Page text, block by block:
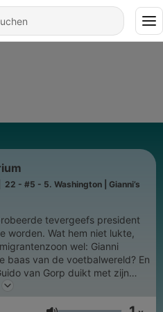
22 - #5 - 5. Washington | Gianni’s
tevergeefs president
worden. Wat hem niet lukte,
wel: Gianni
baas van de voetbalwereld? En
van de president. Door